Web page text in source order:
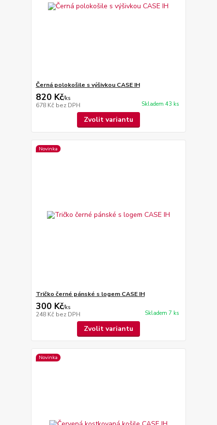
Černá polokošile s výšivkou CASE IH
820 Kč/ks
678 Kč bez DPH Skladem 43 ks
Zvolit variantu
Novinka
Tričko černé pánské s logem CASE IH
300 Kč/ks
248 Kč bez DPH Skladem 7 ks
Zvolit variantu
Novinka